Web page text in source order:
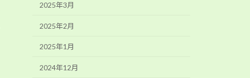
2025年3月
2025年2月
2025年1月
2024年12月